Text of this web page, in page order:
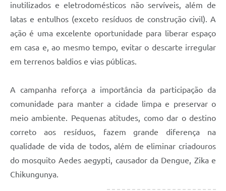
inutilizados e eletrodomésticos não servíveis, além de
latas e entulhos (exceto resíduos de construção civil). A
ação é uma excelente oportunidade para liberar espaço
em casa e, ao mesmo tempo, evitar o descarte irregular
em terrenos baldios e vias públicas.
A campanha reforça a importância da participação da
comunidade para manter a cidade limpa e preservar o
meio ambiente. Pequenas atitudes, como dar o destino
correto aos resíduos, fazem grande diferença na
qualidade de vida de todos, além de eliminar criadouros
do mosquito Aedes aegypti, causador da Dengue, Zika e
Chikungunya.